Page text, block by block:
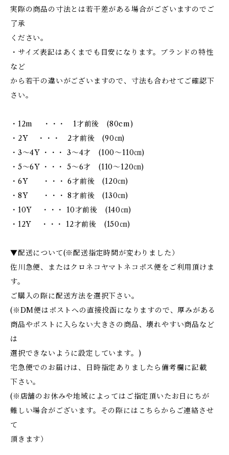
実際の商品の寸法とは若干差がある場合がございますのでご
了承
ください。
・サイズ表記はあくまでも目安になります。ブランドの特性
など
から若干の違いがございますので、寸法も合わせてご確認下
さい。
・12m ・・・ 1才前後 (80cm)
・2Y ・・・ 2才前後 (90㎝)
・3～4Y ・・・ 3～4才 (100～110㎝)
・5～6Y ・・・ 5～6才 (110～120㎝)
・6Y ・・・ 6才前後 (120㎝)
・8Y ・・・ 8才前後 (130㎝)
・10Y ・・・ 10才前後 (140㎝)
・12Y ・・・ 12才前後 (150㎝)
▼配送について(※配送指定時間が変わりました）
佐川急便、またはクロネコヤマトネコポス便をご利用頂けま
す。
ご購入の際に配送方法を選択下さい。
(※DM便はポストへの直接投函になりますので、厚みがある
商品やポストに入らない大きさの商品、壊れやすい商品など
は
選択できないように設定しています。)
宅急便でのお届けは、日時指定ありましたら備考欄に記載
下さい。
(※店舗のお休みや地域によってはご指定頂いたお日にちが
難しい場合がございます。その際にはこちらからご連絡させ
て
頂きます）